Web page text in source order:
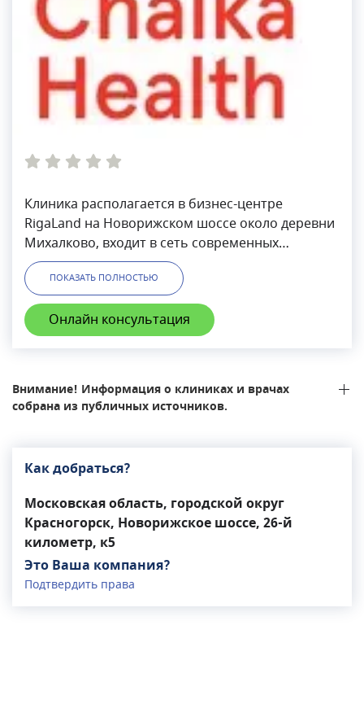
Клиника располагается в бизнес-центре
RigaLand на Новорижском шоссе около деревни
Михалково, входит в сеть современных
медицинских центров Чайка, которая
динамично развивается в Московском
регионе.Чайка в RigaLand – это современный
многопрофильный центр здоровья для всей
семьи, предлагающий индивидуальный
пациента. Прием осуществляют более 40
высококвалифицированных специалистов двух
десятков специальностей. В клинике
общей терапии, педиатрии, кардиологии,
гинекологии, дерматовенерологии,
маммологии, ортопедии, гастроэнтерологии,
аллергологии, колопроктологии,
оториноларингологии, неврологии,
эндокринологии, офтальмологии. Среди
предлагаемых процедур можно выбрать
лечебный массаж, физиотерапию, мануальную
ПОКАЗАТЬ ПОЛНОСТЬЮ
Онлайн консультация
Внимание! Информация о клиниках и врачах
собрана из публичных источников.
Как добраться?
Московская область, городской округ
Красногорск, Новорижское шоссе, 26-й
километр, к5
Это Ваша компания?
Подтвердить права